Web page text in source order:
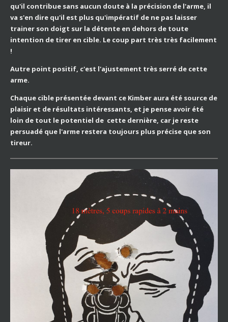
qu'il contribue sans aucun doute à la précision de l'arme, il
va s'en dire qu'il est plus qu'impératif de ne pas laisser
trainer son doigt sur la détente en dehors de toute
intention de tirer en cible. Le coup part très très facilement
!
Autre point positif, c'est l'ajustement très serré de cette
arme.
Chaque cible présentée devant ce Kimber aura été source de
plaisir et de résultats intéressants, et je pense avoir été
loin de tout le potentiel de cette dernière, car je reste
persuadé que l'arme restera toujours plus précise que son
tireur.